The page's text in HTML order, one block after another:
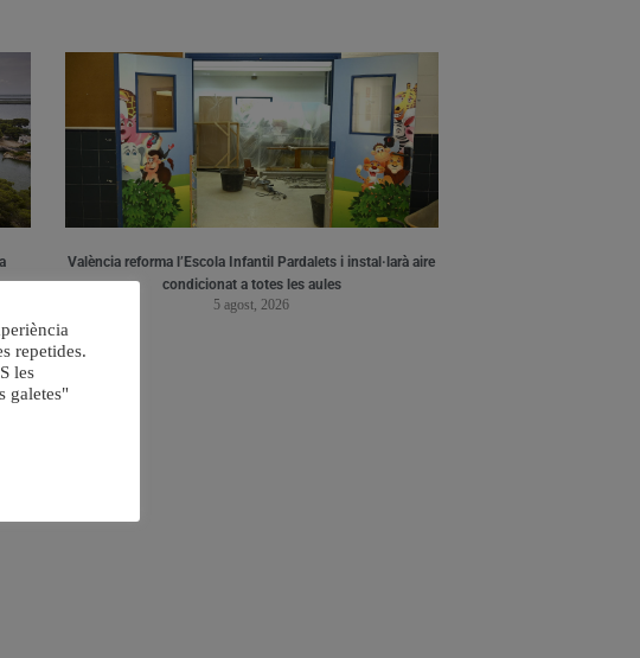
València reforma l’Escola Infantil Pardalets i instal·larà aire
condicionat a totes les aules
5 agost, 2026
repetides.
les
galetes"